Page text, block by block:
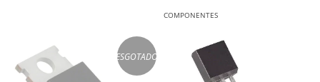
COMPONENTES
ESGOTADO